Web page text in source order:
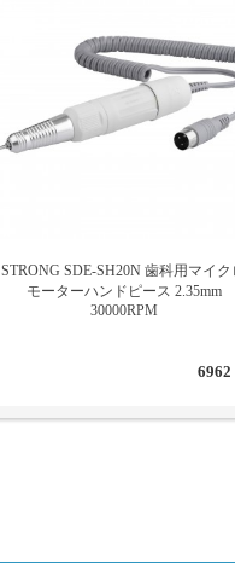
STRONG SDE-SH20N 歯科用マイク
モーターハンドピース 2.35mm
30000RPM
6962